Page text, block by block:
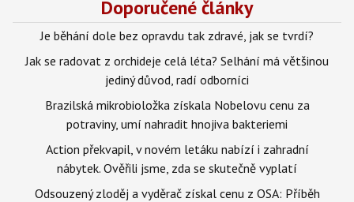
Doporučené články
Je běhání dole bez opravdu tak zdravé, jak se tvrdí?
Jak se radovat z orchideje celá léta? Selhání má většinou
jediný důvod, radí odborníci
Brazilská mikrobioložka získala Nobelovu cenu za
potraviny, umí nahradit hnojiva bakteriemi
Action překvapil, v novém letáku nabízí i zahradní
nábytek. Ověřili jsme, zda se skutečně vyplatí
Odsouzený zloděj a vyděrač získal cenu z OSA: Příběh